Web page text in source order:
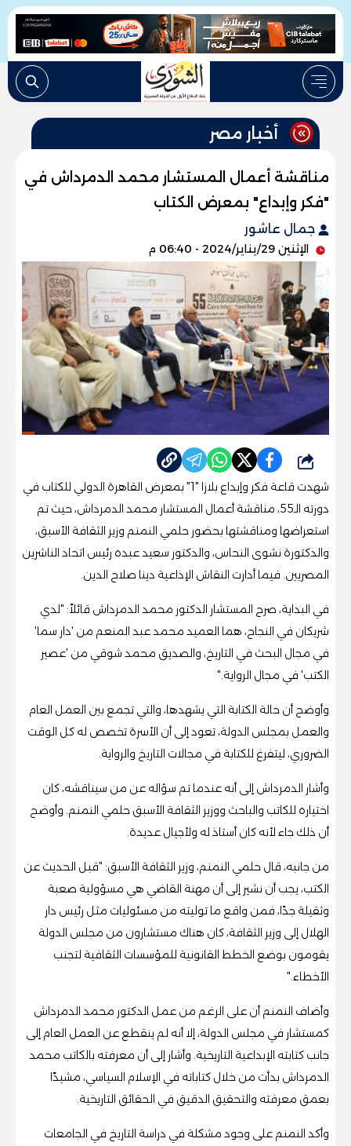
أخبار مصر
مناقشة أعمال المستشار محمد الدمرداش في
"فكر وإبداع" بمعرض الكتاب
جمال عاشور
الإثنين 29/يناير/2024 - 06:40 م
شارك
شهدت قاعة فكر وإبداع بلازا "1" بمعرض القاهرة الدولي للكتاب في
دورته الـ55، مناقشة أعمال المستشار محمد الدمرداش، حيث تم
استعراضها ومناقشتها بحضور حلمي النمنم وزير الثقافة الأسبق،
والدكتورة نشوى النحاس، والدكتور سعيد عبده رئيس اتحاد الناشرين
المصريين. فيما أدارت النقاش الإذاعية دينا صلاح الدين.
في البداية، صرح المستشار الدكتور محمد الدمرداش قائلاً: "لدي
شريكان في النجاح، هما العميد محمد عبد المنعم من 'دار سما'
في مجال البحث في التاريخ، والصديق محمد شوقي من 'عصير
الكتب' في مجال الرواية."
وأوضح أن حالة الكتابة التي يشهدها، والتي تجمع بين العمل العام
والعمل بمجلس الدولة، تعود إلى أن الأسرة تخصص له كل الوقت
الضروري، ليتفرغ للكتابة في مجالات التاريخ والرواية.
وأشار الدمرداش إلى أنه عندما تم سؤاله عن من سيناقشه، كان
اختياره للكاتب والباحث ووزير الثقافة الأسبق حلمي النمنم. وأوضح
أن ذلك جاء لأنه كان أستاذ له ولأجيال عديدة.
من جانبه، قال حلمي النمنم، وزير الثقافة الأسبق: "قبل الحديث عن
الكتب، يجب أن نشير إلى أن مهنة القاضي هي مسؤولية صعبة
وثقيلة جدًا، فمن واقع ما توليته من مسئوليات مثل رئيس دار
الهلال إلى وزير الثقافة، كان هناك مستشارون من مجلس الدولة
يقومون بوضع الخطط القانونية للمؤسسات الثقافية لتجنب
الأخطاء."
وأضاف النمنم أن على الرغم من عمل الدكتور محمد الدمرداش
كمستشار في مجلس الدولة، إلا أنه لم ينقطع عن العمل العام إلى
جانب كتابته الإبداعية التاريخية. وأشار إلى أن معرفته بالكاتب محمد
الدمرداش بدأت من خلال كتاباته في الإسلام السياسي، مشيدًا
بعمق معرفته والتحقيق الدقيق في الحقائق التاريخية.
وأكد النمنم على وجود مشكلة في دراسة التاريخ في الجامعات